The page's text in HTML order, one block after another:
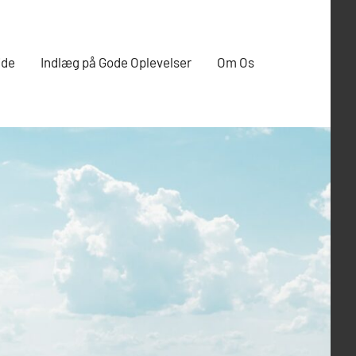
Indlæg på Gode Oplevelser Om Os